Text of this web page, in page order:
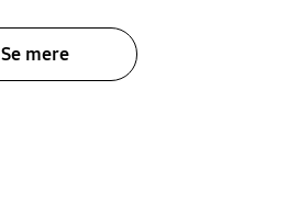
Se mere